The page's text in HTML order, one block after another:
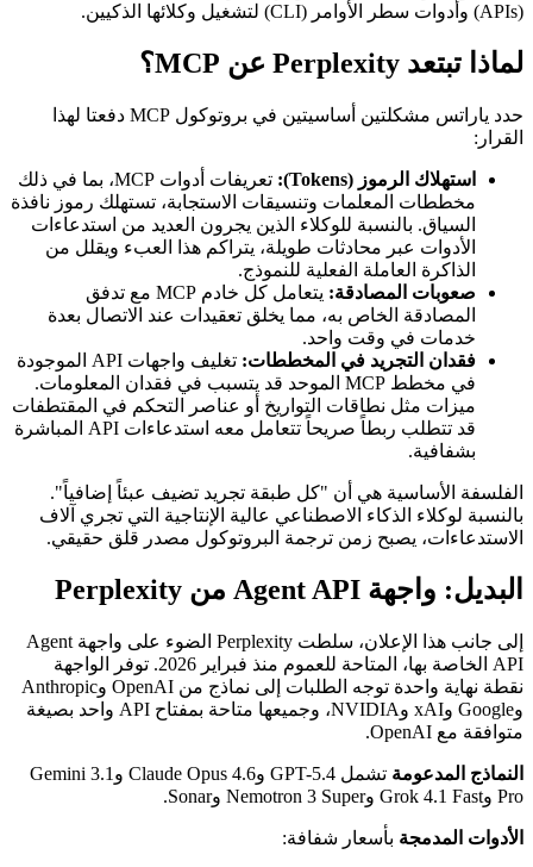
لماذا تبتعد Perplexity عن MCP؟
حدد ياراتس مشكلتين أساسيتين في بروتوكول MCP دفعتا لهذا
القرار:
استهلاك الرموز (Tokens):
تعريفات أدوات MCP، بما في ذلك
مخططات المعلمات وتنسيقات الاستجابة، تستهلك رموز نافذة
السياق. بالنسبة للوكلاء الذين يجرون العديد من استدعاءات
الأدوات عبر محادثات طويلة، يتراكم هذا العبء ويقلل من
الذاكرة العاملة الفعلية للنموذج.
صعوبات المصادقة:
يتعامل كل خادم MCP مع تدفق
المصادقة الخاص به، مما يخلق تعقيدات عند الاتصال بعدة
خدمات في وقت واحد.
فقدان التجريد في المخططات:
تغليف واجهات API الموجودة
في مخطط MCP الموحد قد يتسبب في فقدان المعلومات.
ميزات مثل نطاقات التواريخ أو عناصر التحكم في المقتطفات
قد تتطلب ربطاً صريحاً تتعامل معه استدعاءات API المباشرة
بشفافية.
الفلسفة الأساسية هي أن "كل طبقة تجريد تضيف عبئاً إضافياً".
بالنسبة لوكلاء الذكاء الاصطناعي عالية الإنتاجية التي تجري آلاف
الاستدعاءات، يصبح زمن ترجمة البروتوكول مصدر قلق حقيقي.
البديل: واجهة Agent API من Perplexity
إلى جانب هذا الإعلان، سلطت Perplexity الضوء على واجهة Agent
API الخاصة بها، المتاحة للعموم منذ فبراير 2026. توفر الواجهة
نقطة نهاية واحدة توجه الطلبات إلى نماذج من OpenAI وAnthropic
وGoogle وxAI وNVIDIA، وجميعها متاحة بمفتاح API واحد بصيغة
متوافقة مع OpenAI.
النماذج المدعومة
تشمل GPT-5.4 وClaude Opus 4.6 وGemini 3.1
Pro وGrok 4.1 Fast وNemotron 3 Super وSonar.
الأدوات المدمجةبأسعار شفافة: